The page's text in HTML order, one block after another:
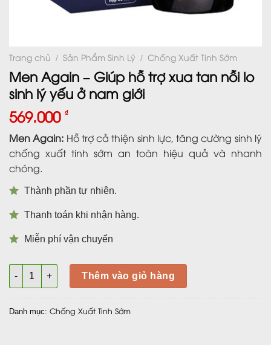
Trang chủ / Sản Phẩm Sinh Lý / Chống Xuất Tinh Sớm
Men Again – Giúp hỗ trợ xua tan nỗi lo
sinh lý yếu ở nam giới
569.000 ₫
Men Again: Hỗ trợ cả thiện sinh lực, tăng cường sinh lý
chống xuất tinh sớm an toàn hiệu quả và nhanh
chóng.
Thành phần tự nhiên.
Thanh toán khi nhận hàng.
Miễn phí vận chuyển
Men Again – Giúp hỗ trợ xua tan nỗi lo sinh lý yếu ở nam giới
Thêm vào giỏ hàng
Danh mục: Chống Xuất Tinh Sớm